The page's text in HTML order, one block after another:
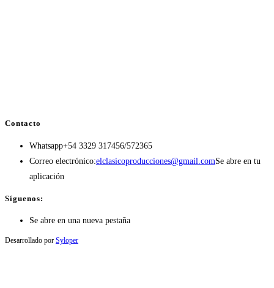
Contacto
Whatsapp+54 3329 317456/572365
Correo electrónico:elclasicoproducciones@gmail.comSe abre en tu
aplicación
Síguenos:
Se abre en una nueva pestaña
Desarrollado por Syloper